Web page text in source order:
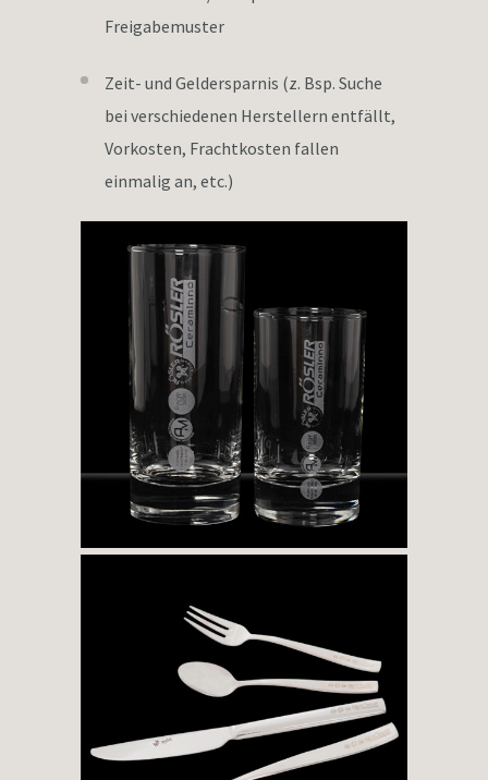
Freigabemuster
Zeit- und Geldersparnis (z. Bsp. Suche
bei verschiedenen Herstellern entfällt,
Vorkosten, Frachtkosten fallen
einmalig an, etc.)